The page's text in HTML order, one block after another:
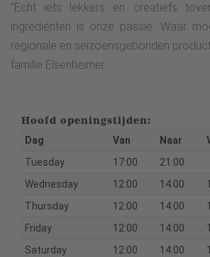
"Echt iets lekkers en creatiefs
ingrediënten is onze passie. Waar
regionale en seizoensgebonden
familie Elsenheimer
Hoofd openingstijden:
Dag Van Naar
Tuesday
17:00
21:00
Wednesday
12:00 14:00
Thursday
12:00 14:00
Friday
12:00 14:00
Saturday
12:00 14:00